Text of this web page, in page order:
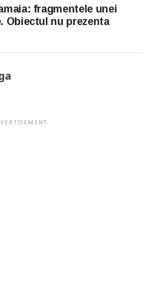
fragmentele unei
Obiectul nu prezenta